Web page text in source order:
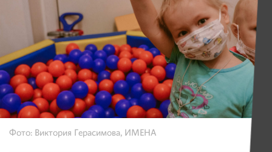
Фото: Виктория Герасимова, ИМЕНА